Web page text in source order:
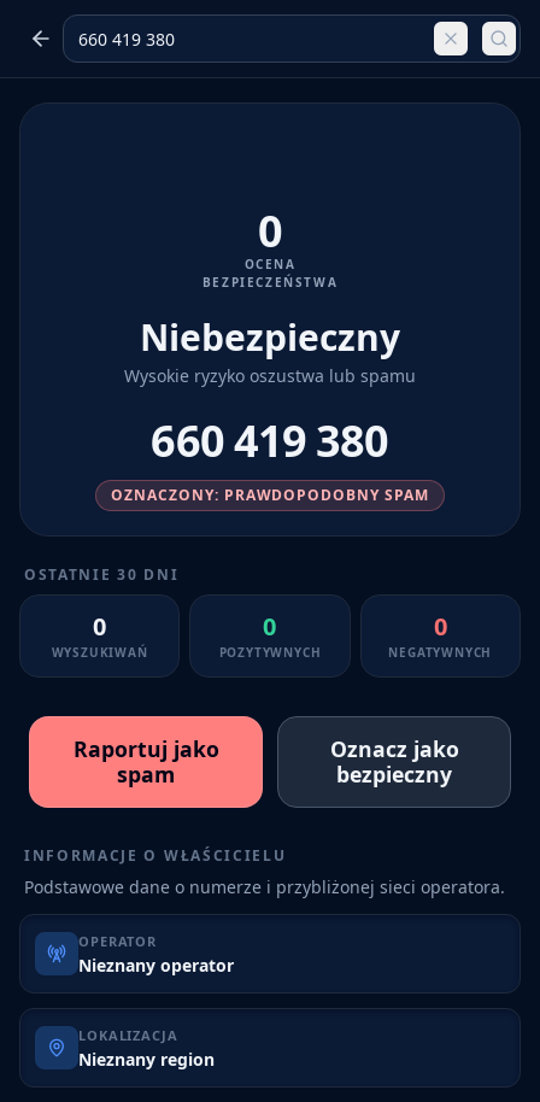
0
OCENA
BEZPIECZEŃSTWA
Niebezpieczny
Wysokie ryzyko oszustwa lub spamu
660 419 380
OZNACZONY: PRAWDOPODOBNY SPAM
OSTATNIE 30 DNI
0
WYSZUKIWAŃ
0
POZYTYWNYCH
0
NEGATYWNYCH
Raportuj jako
spam
Oznacz jako
bezpieczny
INFORMACJE O WŁAŚCICIELU
Podstawowe dane o numerze i przybliżonej sieci operatora.
OPERATOR
Nieznany operator
LOKALIZACJA
Nieznany region